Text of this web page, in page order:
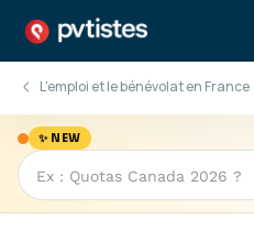
L'emploi et le bénévolat en France
✨ NEW